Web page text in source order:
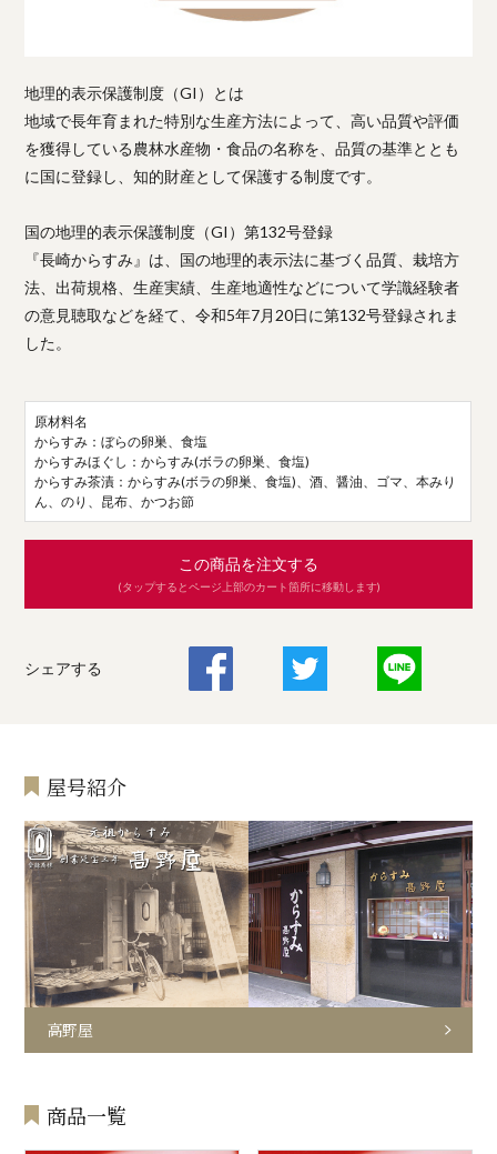
地理的表示保護制度（GI）とは
地域で長年育まれた特別な生産方法によって、高い品質や評価
を獲得している農林水産物・食品の名称を、品質の基準ととも
に国に登録し、知的財産として保護する制度です。
​国の地理的表示保護制度（GI）第132号登録
『長崎からすみ』は、国の地理的表示法に基づく品質、栽培方
法、出荷規格、生産実績、生産地適性などについて学識経験者
の意見聴取などを経て、令和5年7月20日に第132号登録されま
した。
原材料名
からすみ：ぼらの卵巣、食塩
からすみほぐし：からすみ(ボラの卵巣、食塩)
からすみ茶漬：からすみ(ボラの卵巣、食塩)、酒、醤油、ゴマ、本みり
ん、のり、昆布、かつお節
この商品を注文する
(タップするとページ上部のカート箇所に移動します)
シェアする
屋号紹介
高野屋
商品一覧